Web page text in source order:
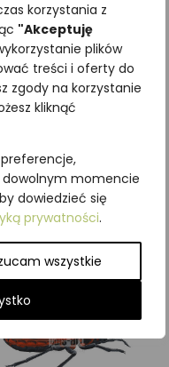
korzystania z
"Akceptuję
plików
treści i oferty do
zgody na korzystanie
kliknąć
dowolnym momencie
dowiedzieć się
prywatności.
wszystkie
z ostatnich 30
ILUSTRACJE